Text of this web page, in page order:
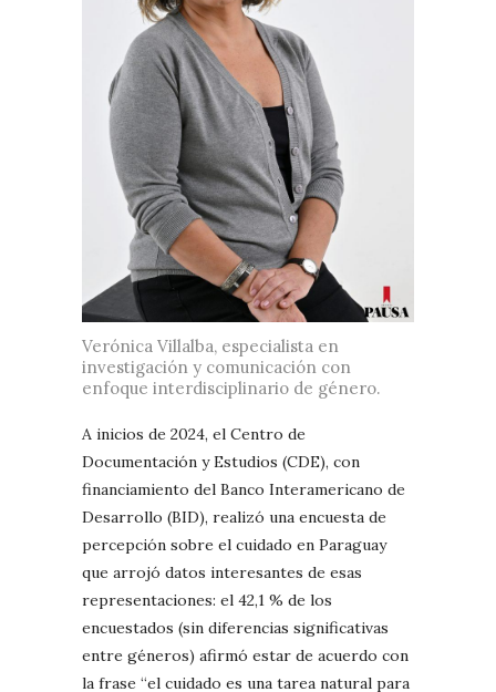
Verónica Villalba, especialista en
investigación y comunicación con
enfoque interdisciplinario de género.
A inicios de 2024, el Centro de
Documentación y Estudios (CDE), con
financiamiento del Banco Interamericano de
Desarrollo (BID), realizó una encuesta de
percepción sobre el cuidado en Paraguay
que arrojó datos interesantes de esas
representaciones: el 42,1 % de los
encuestados (sin diferencias significativas
entre géneros) afirmó estar de acuerdo con
la frase “el cuidado es una tarea natural para